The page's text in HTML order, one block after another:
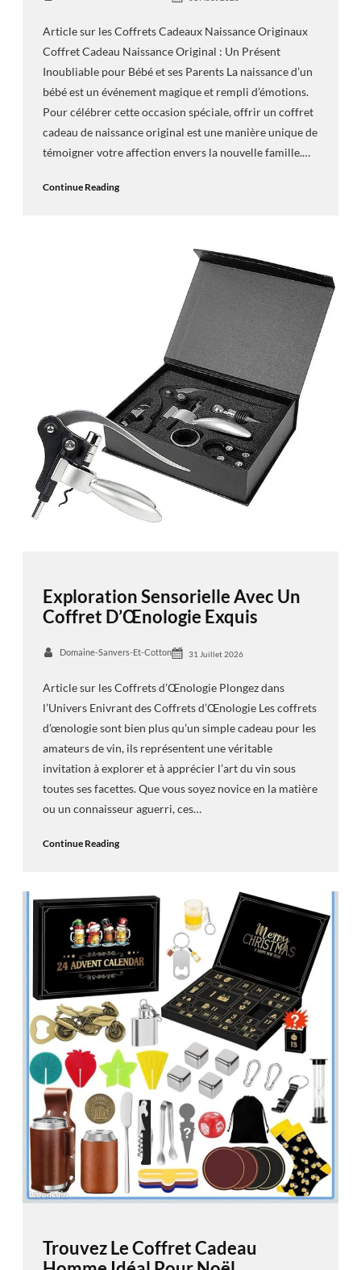
Article sur les Coffrets Cadeaux Naissance Originaux
Coffret Cadeau Naissance Original : Un Présent
Inoubliable pour Bébé et ses Parents La naissance d’un
bébé est un événement magique et rempli d’émotions.
Pour célébrer cette occasion spéciale, offrir un coffret
cadeau de naissance original est une manière unique de
témoigner votre affection envers la nouvelle famille.…
Continue Reading
Exploration Sensorielle Avec Un
Coffret D’Œnologie Exquis
Domaine-Sanvers-Et-Cotton 31 Juillet 2026
Article sur les Coffrets d’Œnologie Plongez dans
l’Univers Enivrant des Coffrets d’Œnologie Les coffrets
d’œnologie sont bien plus qu’un simple cadeau pour les
amateurs de vin, ils représentent une véritable
invitation à explorer et à apprécier l’art du vin sous
toutes ses facettes. Que vous soyez novice en la matière
ou un connaisseur aguerri, ces…
Continue Reading
Trouvez Le Coffret Cadeau